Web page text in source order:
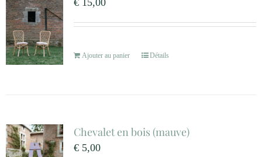
Ajouter au panier Détails
Chevalet en bois (mauve)
€5,00